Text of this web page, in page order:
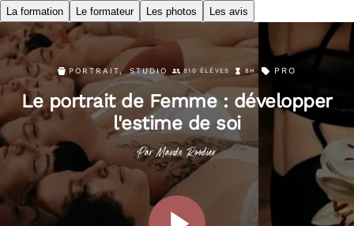
La formation Le formateur Les photos Les avis
PORTRAIT , STUDIO 810 ÉLÈVES 8H PRO
Le portrait de Femme : développer
l'estime de soi
Par Maude Roodier